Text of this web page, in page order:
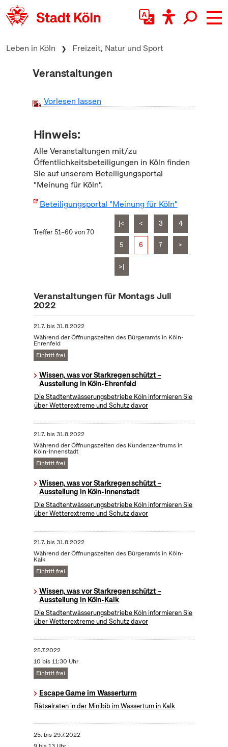
zum Inhalt springen
Leben in Köln Freizeit, Natur und Sport
Veranstaltungen
Vorlesen lassen
Hinweis:
Alle Veranstaltungen mit/zu
Öffentlichkeitsbeteiligungen in Köln finden
Sie auf unserem Beteiligungsportal
"Meinung für Köln".
Beteiligungsportal "Meinung für Köln"
Treffer 51–60 von 70
|< < 3 4
5 6 7 >
>|
Veranstaltungen für Montags Juli
2022
21.7. bis31.8.2022
Während der Öffnungszeiten des Bürgeramts in Köln-
Ehrenfeld
Eintritt frei
Wissen, was vor Starkregen schützt –
Ausstellung in Köln-Ehrenfeld
Die Stadtentwässerungsbetriebe Köln informieren Sie
über Wetterextreme und Schutz davor
21.7. bis31.8.2022
Während der Öffnungszeiten des Kundenzentrums in
Köln-Innenstadt
Eintritt frei
Wissen, was vor Starkregen schützt –
Ausstellung in Köln-Innenstadt
Die Stadtentwässerungsbetriebe Köln informieren Sie
über Wetterextreme und Schutz davor
21.7. bis31.8.2022
Während der Öffnungszeiten des Bürgeramts in Köln-
Kalk
Eintritt frei
Wissen, was vor Starkregen schützt –
Ausstellung in Köln-Kalk
Die Stadtentwässerungsbetriebe Köln informieren Sie
über Wetterextreme und Schutz davor
25.7.2022
10 bis 11:30 Uhr
Eintritt frei
Escape Game im Wasserturm
Rätselraten in der Minibib im Wassertum in Kalk
25. bis29.7.2022